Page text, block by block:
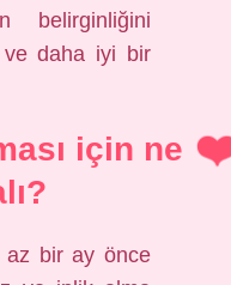
belirginliğini
ve daha iyi bir
için ne
az bir ay önce